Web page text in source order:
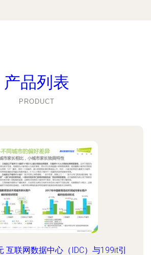
产品列表
PRODUCT
互联网数据中心（IDC）与199it引